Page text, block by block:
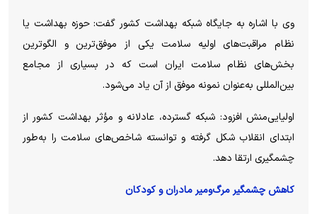
وی با اشاره به جایگاه شبکه بهداشت کشور گفت: حوزه بهداشت یا
نظام مراقبت‌های اولیه سلامت یکی از موفق‌ترین و الگوترین
بخش‌های نظام سلامت ایران است که در بسیاری از مجامع
بین‌المللی به‌عنوان نمونه موفق از آن یاد می‌شود.
اولیایی‌منش افزود: شبکه گسترده، عادلانه و مؤثر بهداشت کشور از
ابتدای انقلاب شکل گرفته و توانسته شاخص‌های سلامت را به‌طور
چشمگیری ارتقا دهد.
کاهش چشمگیر مرگ‌ومیر مادران و کودکان